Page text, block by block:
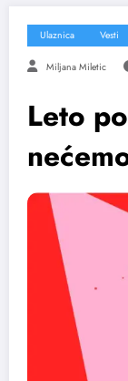
Ulaznica Vesti
Miljana Miletic
Leto